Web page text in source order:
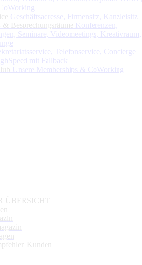
Geschäftsadresse, Firmensitz, Kanzleisitz
& Besprechungsräume Konferenzen,
Seminare, Videomeetings, Kreativraum,
Telefonservice, Concierge
mit Fallback
Unsere Memberships & CoWorking
ÜBERSICHT
Kunden